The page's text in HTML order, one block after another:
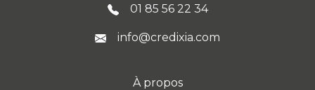
01 85 56 22 34
info@credixia.com
À propos